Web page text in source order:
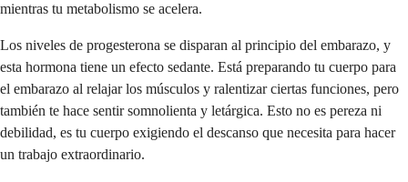
mientras tu metabolismo se acelera.
Los niveles de progesterona se disparan al principio del embarazo, y
esta hormona tiene un efecto sedante. Está preparando tu cuerpo para
el embarazo al relajar los músculos y ralentizar ciertas funciones, pero
también te hace sentir somnolienta y letárgica. Esto no es pereza ni
debilidad, es tu cuerpo exigiendo el descanso que necesita para hacer
un trabajo extraordinario.